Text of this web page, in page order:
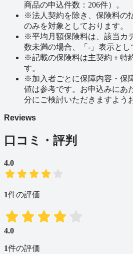
商品の申込件数：206件）。
※法人契約を除き、保険料の
のみを対象としております。
※平均月額保険料は、該当カ
数未満の場合、「-」表示とし
※記載の保険料は主契約＋特
す。
※加入者ごとに保障内容・保
値は参考です。お申込みにあ
分にご検討いただきますよう
Reviews
口コミ・評判
4.0
1件の評価
4.0
1件の評価